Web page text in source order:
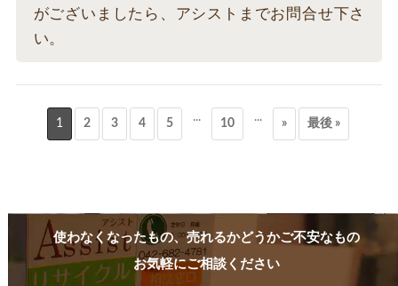
がございましたら、アシストまでお問合せ下さ
い。
1 2 3 4 5 ... 10 ... » 最後 »
使わなくなったもの、売れるかどうかご不安なもの
お気軽にご相談ください